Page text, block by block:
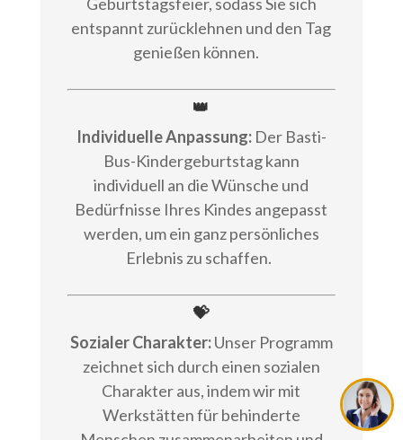
entspannt zurücklehnen und den Tag
genießen können.
👑
Individuelle Anpassung:Der Basti-
Bus-Kindergeburtstag kann
individuell an die Wünsche und
Bedürfnisse Ihres Kindes angepasst
werden, um ein ganz persönliches
Erlebnis zu schaffen.
💝
Sozialer Charakter:Unser Programm
zeichnet sich durch einen sozialen
Charakter aus, indem wir mit
Werkstätten für behinderte